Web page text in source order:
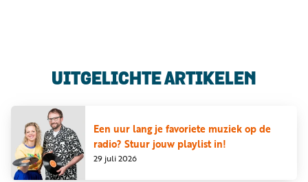
UITGELICHTE ARTIKELEN
29 juli 2026
Een uur lang je favoriete muziek op de
radio? Stuur jouw playlist in!
Podcasts
Muziek
Artikelen
Kanalen